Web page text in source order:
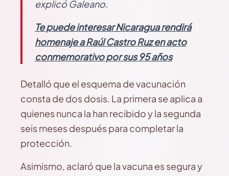
explicó Galeano.
Te puede interesar Nicaragua rendirá
homenaje a Raúl Castro Ruz en acto
conmemorativo por sus 95 años
Detalló que el esquema de vacunación
consta de dos dosis. La primera se aplica a
quienes nunca la han recibido y la segunda
seis meses después para completar la
protección.
Asimismo, aclaró que la vacuna es segura y